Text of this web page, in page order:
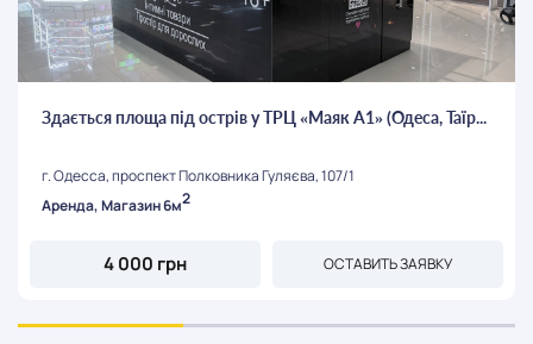
Здається площа під острів у ТРЦ «Маяк А1» (Одеса, Таїр...
г. Одесса, проспект Полковника Гуляєва, 107/1
Аренда, Магазин 6м2
4 000 грн ОСТАВИТЬ ЗАЯВКУ